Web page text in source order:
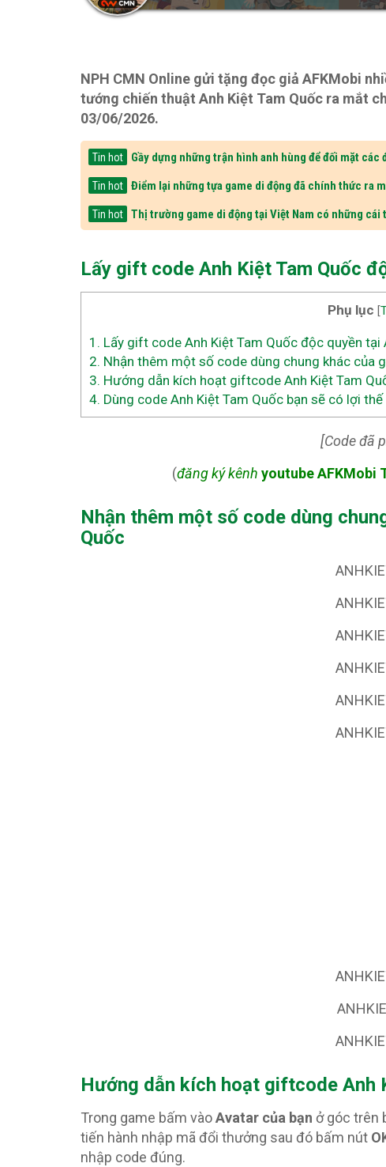
NPH CMN Online gửi tặng đọc giả AFKMobi
tướng chiến thuật Anh Kiệt Tam Quốc ra mắt
03/06/2026.
Tin hot Gầy dựng những trận hình anh hùng để đối mặt
Tin hot Điểm lại những tựa game di động đã chính thức ra
Tin hot Thị trường game di động tại Việt Nam có những cái
Lấy gift code Anh Kiệt Tam Quốc
Phụ lục [
1. Lấy gift code Anh Kiệt Tam Quốc độc quyền tại
2. Nhận thêm một số code dùng chung khác của
3. Hướng dẫn kích hoạt giftcode Anh Kiệt Tam
4. Dùng code Anh Kiệt Tam Quốc bạn sẽ có lợi
[Code đã
(đăng ký kênh youtube AFKMobi
Nhận thêm một số code dùng
Quốc
Hướng dẫn kích hoạt giftcode Anh
Trong game bấm vàoAvatar của bạn ở góc trên
tiến hành nhập mã đổi thưởng sau đó bấm nút
nhập code đúng.